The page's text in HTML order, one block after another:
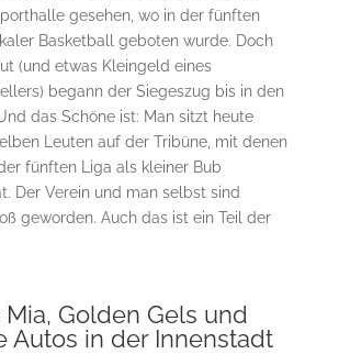
gesehen, wo in der fünften
Basketball geboten wurde. Doch
(und etwas Kleingeld eines
begann der Siegeszug bis in den
das Schöne ist: Man sitzt heute
Leuten auf der Tribüne, mit denen
fünften Liga als kleiner Bub
Der Verein und man selbst sind
geworden. Auch das ist ein Teil der
Mia, Golden Gels und
Autos in der Innenstadt